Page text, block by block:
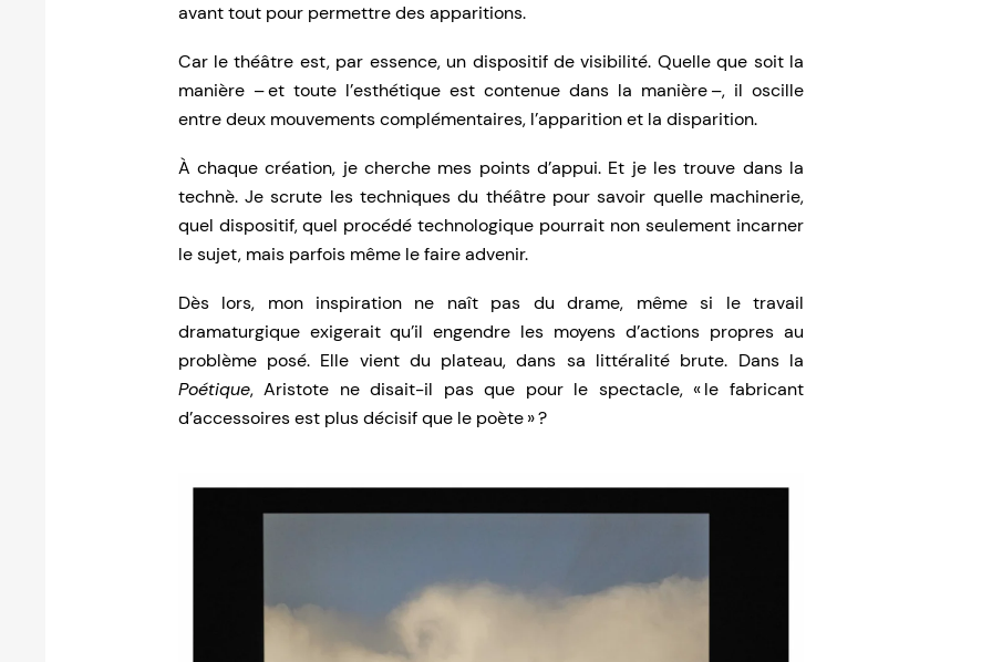
avant tout pour permettre des apparitions.
Car le théâtre est, par essence, un dispositif de visibilité. Quelle que soit la
manière – et toute l’esthétique est contenue dans la manière –, il oscille
entre deux mouvements complémentaires, l’apparition et la disparition.
À chaque création, je cherche mes points d’appui. Et je les trouve dans la
technè. Je scrute les techniques du théâtre pour savoir quelle machinerie,
quel dispositif, quel procédé technologique pourrait non seulement incarner
le sujet, mais parfois même le faire advenir.
Dès lors, mon inspiration ne naît pas du drame, même si le travail
dramaturgique exigerait qu’il engendre les moyens d’actions propres au
problème posé. Elle vient du plateau, dans sa littéralité brute. Dans la
Poétique, Aristote ne disait-il pas que pour le spectacle, « le fabricant
d’accessoires est plus décisif que le poète » ?